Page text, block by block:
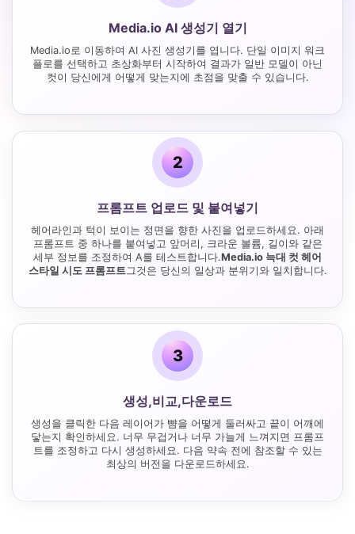
Media.io AI 생성기 열기
Media.io로 이동하여 AI 사진 생성기를 엽니다. 단일 이미지 워크
플로를 선택하고 초상화부터 시작하여 결과가 일반 모델이 아닌
컷이 당신에게 어떻게 맞는지에 초점을 맞출 수 있습니다.
2
프롬프트 업로드 및 붙여넣기
헤어라인과 턱이 보이는 정면을 향한 사진을 업로드하세요. 아래
프롬프트 중 하나를 붙여넣고 앞머리, 크라운 볼륨, 길이와 같은
세부 정보를 조정하여 A를 테스트합니다.Media.io 늑대 컷 헤어
스타일 시도 프롬프트 그것은 당신의 일상과 분위기와 일치합니다.
3
생성,비교,다운로드
생성을 클릭한 다음 레이어가 뺨을 어떻게 둘러싸고 끝이 어깨에
닿는지 확인하세요. 너무 무겁거나 너무 가늘게 느껴지면 프롬프
트를 조정하고 다시 생성하세요. 다음 약속 전에 참조할 수 있는
최상의 버전을 다운로드하세요.